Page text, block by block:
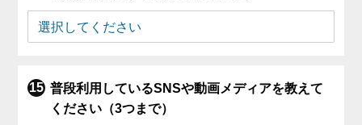
普段利用しているSNSや動画メディアを教えて
ください（3つまで）